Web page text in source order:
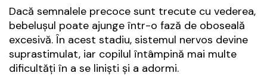
Dacă semnalele precoce sunt trecute cu vederea,
bebelușul poate ajunge într-o fază de oboseală
excesivă. În acest stadiu, sistemul nervos devine
suprastimulat, iar copilul întâmpină mai multe
dificultăți în a se liniști și a adormi.